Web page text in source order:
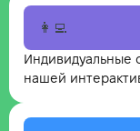
👩‍💻
Индивидуальные
нашей